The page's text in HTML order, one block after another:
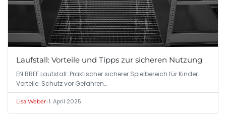
Laufstall: Vorteile und Tipps zur sicheren Nutzung
EN BREF Laufstall: Praktischer sicherer Spielbereich für Kinder.
Vorteile: Schutz vor Gefahren…
Lisa Weber•1. April 2025